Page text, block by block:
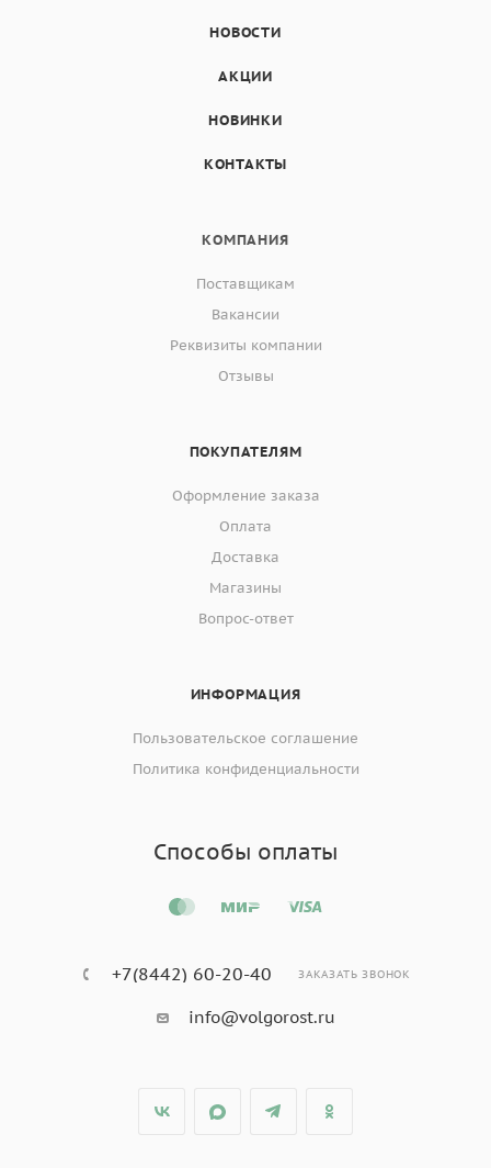
НОВОСТИ
АКЦИИ
НОВИНКИ
КОНТАКТЫ
КОМПАНИЯ
Поставщикам
Вакансии
Реквизиты компании
Отзывы
ПОКУПАТЕЛЯМ
Оформление заказа
Оплата
Доставка
Магазины
Вопрос-ответ
ИНФОРМАЦИЯ
Пользовательское соглашение
Политика конфиденциальности
Способы оплаты
+7(8442) 60-20-40 ЗАКАЗАТЬ ЗВОНОК
info@volgorost.ru